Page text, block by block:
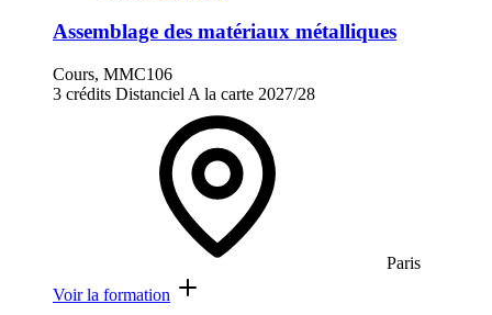
Assemblage des matériaux métalliques
Cours, MMC106
3 crédits Distanciel A la carte 2027/28
Paris
Voir la formation